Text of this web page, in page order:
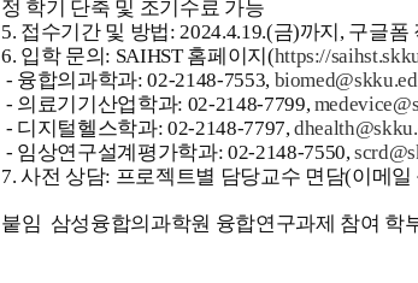
정 학기 단축 및 조기수료 가능
5. 접수기간 및 방법: 2024.4.19.(금)까지, 구글폼
6. 입학 문의: SAIHST 홈페이지(https://
- 융합의과학과: 02-2148-7553,
- 의료기기산업학과: 02-2148-7799,
- 디지털헬스학과: 02-2148-7797,
- 임상연구설계평가학과: 02-2148-7550,
7. 사전 상담: 프로젝트별 담당교수 면담(이메일
붙임 삼성융합의과학원 융합연구과제 참여 학